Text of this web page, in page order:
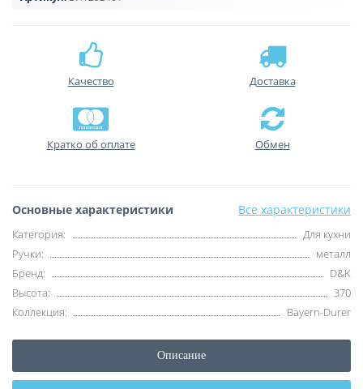
Качество Доставка
Кратко об оплате Обмен
Основные характеристики Все характеристики
Категория:
Для кухни
Ручки:
металл
Бренд:
D&K
Высота:
370
Коллекция:
Bayern-Durer
Описание